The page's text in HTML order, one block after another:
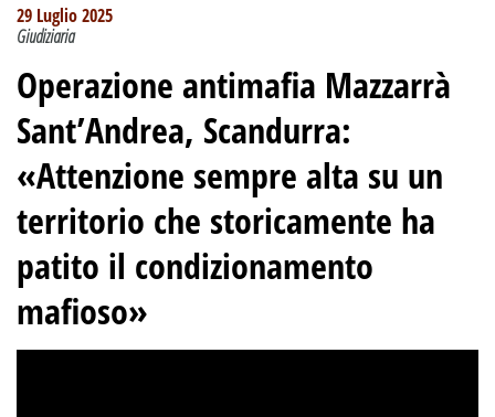
29 Luglio 2025
Giudiziaria
Operazione antimafia Mazzarrà
Sant’Andrea, Scandurra:
«Attenzione sempre alta su un
territorio che storicamente ha
patito il condizionamento
mafioso»